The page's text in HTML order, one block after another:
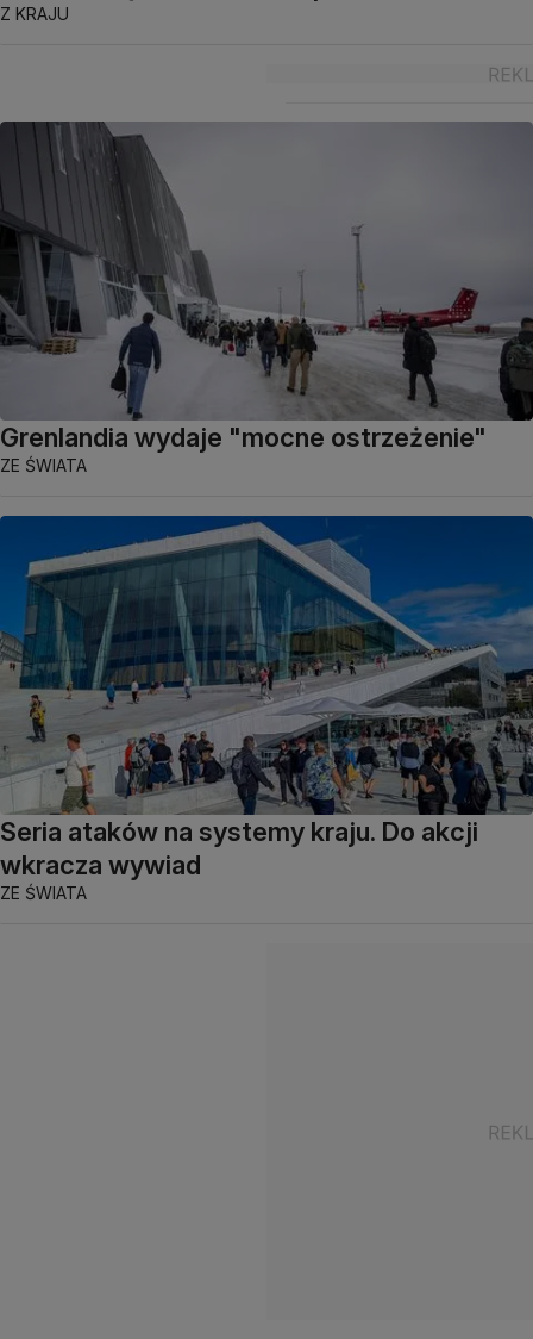
Z KRAJU
Grenlandia wydaje "mocne ostrzeżenie"
ZE ŚWIATA
Seria ataków na systemy kraju. Do akcji
wkracza wywiad
ZE ŚWIATA